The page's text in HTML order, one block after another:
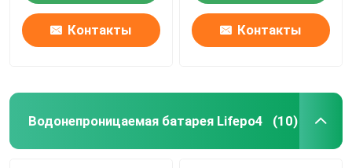
Контакты Контакты
Водонепроницаемая батарея Lifepo4 (10)